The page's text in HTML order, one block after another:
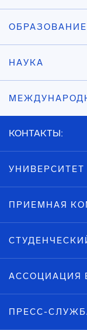
ОБРАЗОВАНИЕ
НАУКА
КОНТАКТЫ:
УНИВЕРСИТЕТ
ПРИЕМНАЯ
АССОЦИАЦИЯ
ПРЕСС-